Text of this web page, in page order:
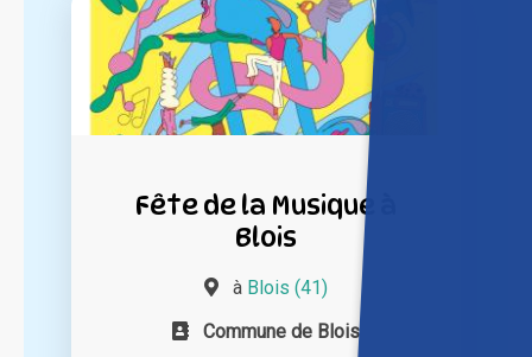
Fête de la Musique à
Blois
à Blois (41)
Commune de Blois